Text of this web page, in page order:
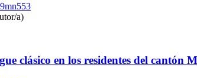
a)
clásico en los residentes del cantón